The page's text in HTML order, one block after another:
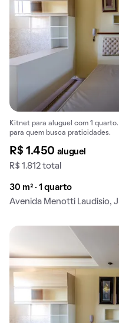
Kitnet para aluguel com 1
para quem busca praticidades.
R$ 1.450 aluguel
R$ 1.812 total
30 m² · 1 quarto
Avenida Menotti Laudisio,